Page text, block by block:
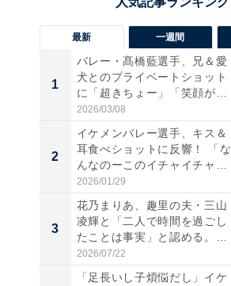
最新 一週間
1
バレー・髙橋藍選手、兄＆愛
犬とのプライベートショット
に「超きちょー」「笑顔が見
れ...
2026/03/08
2
イケメンバレー選手、キス＆
耳食べショットに反響！ 「な
んなのーこのイチャイチャ
感...
2026/01/29
3
花乃まりあ、趣里の夫・三山
凌輝と「二人で時間を過ごし
たことは事実」と認める。
「不...
2026/07/22
「足長いし子煩悩だし」イケ